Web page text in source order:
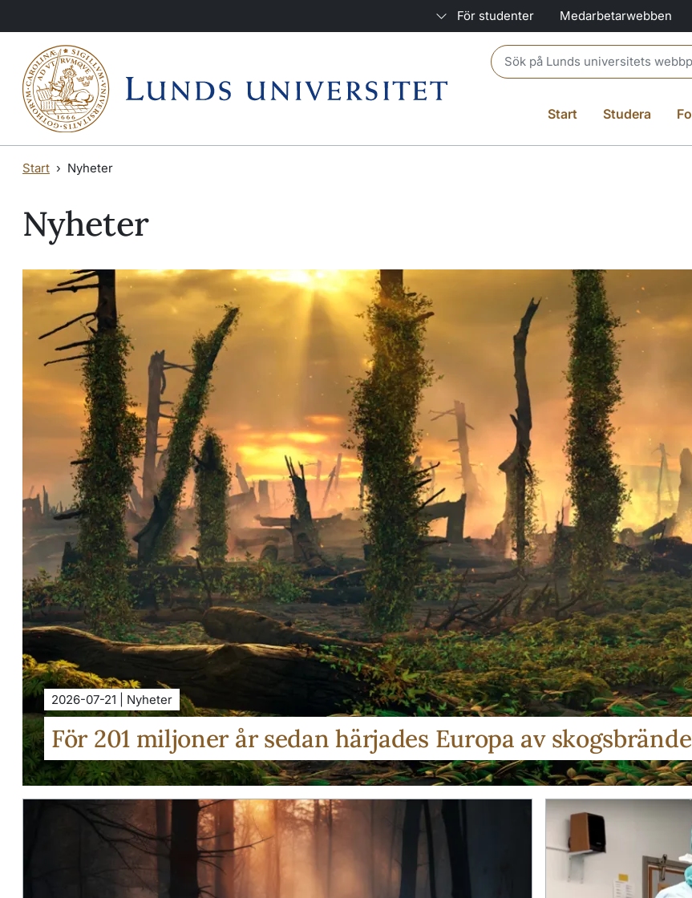
För studenter Medarbetarwebben
Header search
Start Studera
Start Nyheter
Nyheter
2026-07-21 | Nyheter
För 201 miljoner år sedan härjades Europa av